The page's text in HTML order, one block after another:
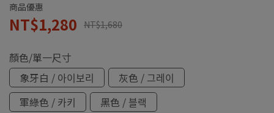
商品優惠
NT$1,280 NT$1,680
顏色/單一尺寸
象牙白 / 아이보리
灰色 / 그레이
軍綠色 / 카키
黑色 / 블랙